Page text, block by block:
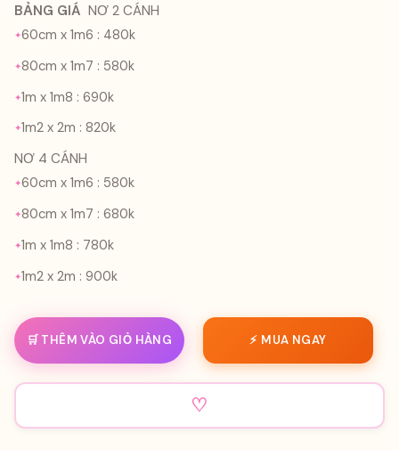
BẢNG GIÁ NƠ 2 CÁNH
60cm x 1m6 : 480k
80cm x 1m7 : 580k
1m x 1m8 : 690k
1m2 x 2m : 820k
NƠ 4 CÁNH
60cm x 1m6 : 580k
80cm x 1m7 : 680k
1m x 1m8 : 780k
1m2 x 2m : 900k
🛒 THÊM VÀO GIỎ HÀNG ⚡ MUA NGAY
♡